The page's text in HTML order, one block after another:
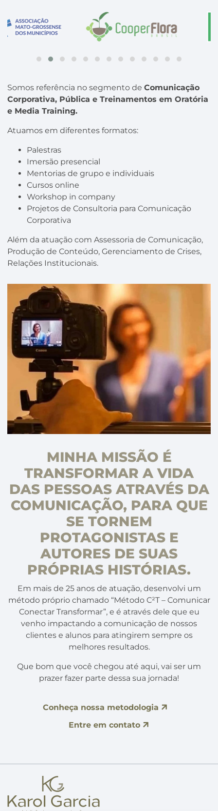
Somos referência no segmento de Comunicação
Corporativa, Pública e Treinamentos em Oratória
e Media Training.
Atuamos em diferentes formatos:
Palestras
Imersão presencial
Mentorias de grupo e individuais
Cursos online
Workshop in company
Projetos de Consultoria para Comunicação
Corporativa
Além da atuação com Assessoria de Comunicação,
Produção de Conteúdo, Gerenciamento de Crises,
Relações Institucionais.
MINHA MISSÃO É
TRANSFORMAR A VIDA
DAS PESSOAS ATRAVÉS DA
COMUNICAÇÃO, PARA QUE
SE TORNEM
PROTAGONISTAS E
AUTORES DE SUAS
PRÓPRIAS HISTÓRIAS.
Em mais de 25 anos de atuação, desenvolvi um
método próprio chamado “Método C²T – Comunicar
Conectar Transformar”, e é através dele que eu
venho impactando a comunicação de nossos
clientes e alunos para atingirem sempre os
melhores resultados.
Que bom que você chegou até aqui, vai ser um
prazer fazer parte dessa sua jornada!
Conheça nossa metodologia
Entre em contato